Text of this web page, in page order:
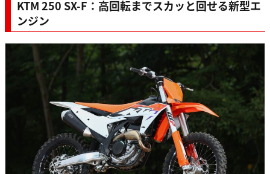
KTM 250 SX-F：高回転までスカッと回せる新型エ
ンジン